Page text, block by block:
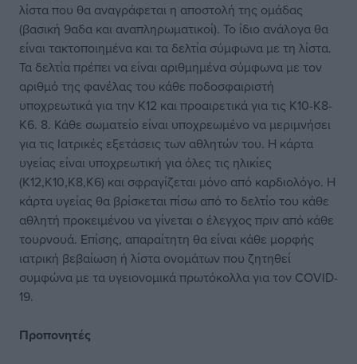
λίστα που θα αναγράφεται η αποστολή της ομάδας
(βασική 9αδα και αναπληρωματικοί). Το ίδιο ανάλογα θα
είναι τακτοποιημένα και τα δελτία σύμφωνα με τη λίστα.
Τα δελτία πρέπει να είναι αριθμημένα σύμφωνα με τον
αριθμό της φανέλας του κάθε ποδοσφαιριστή
υποχρεωτικά για την Κ12 και προαιρετικά για τις Κ10-Κ8-
Κ6. 8. Κάθε σωματείο είναι υποχρεωμένο να μεριμνήσει
για τις Ιατρικές εξετάσεις των αθλητών του. Η κάρτα
υγείας είναι υποχρεωτική για όλες τις ηλικίες
(Κ12,Κ10,Κ8,Κ6) και σφραγίζεται μόνο από καρδιολόγο. Η
κάρτα υγείας θα βρίσκεται πίσω από το δελτίο του κάθε
αθλητή προκειμένου να γίνεται ο έλεγχος πριν από κάθε
τουρνουά. Επίσης, απαραίτητη θα είναι κάθε μορφής
ιατρική βεβαίωση ή λίστα ονομάτων που ζητηθεί
συμφώνα με τα υγειονομικά πρωτόκολλα για τον COVID-
19.
Προπονητές